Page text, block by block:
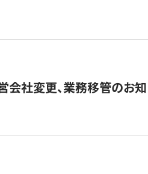
会社変更、業務移管のお